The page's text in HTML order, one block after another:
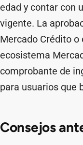
edad y contar con
vigente. La
Mercado Crédito
ecosistema
comprobante de
para usuarios que
Consejos